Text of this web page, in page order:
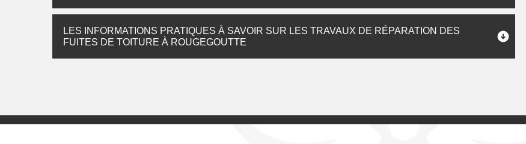
LES INFORMATIONS PRATIQUES À SAVOIR SUR LES TRAVAUX DE RÉPARATION DES
FUITES DE TOITURE À ROUGEGOUTTE